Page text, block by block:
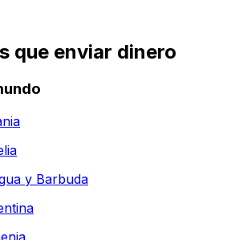
que enviar dinero
y Barbuda